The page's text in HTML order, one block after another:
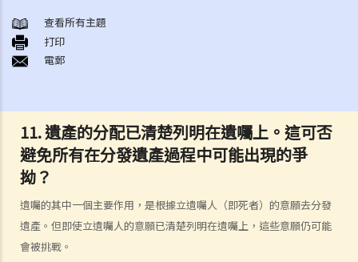
11. 遺產的分配已清楚列明在遺囑上。這可否
避免所有在分發遺產過程中可能出現的爭
拗？
遺囑的其中一個主要作用，是根據立遺囑人（即死者）的意願去分發
遺產。但即使立遺囑人的意願已清楚列明在遺囑上，這些意願仍可能
會被挑戰。
1. 訂立遺囑的好處
2. 在授予承辦書方面，有遺囑的遺產與沒有遺囑的遺產有何分別?
如何訂立遺囑
Q1. 假如立遺囑人僅透過電話與律師討論遺囑內容，但從未簽署任何遺
囑，到底立遺囑人有沒有簽立有效的遺囑？
2. 在訂立遺囑之前，有甚麼事項需要考慮？
3. 訂立遺囑時有什麼要注意？
查看所有主題
打印
電郵